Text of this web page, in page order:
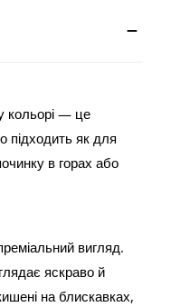
кольорі — це
підходить як для
в горах або
вигляд.
яскраво й
на блискавках,